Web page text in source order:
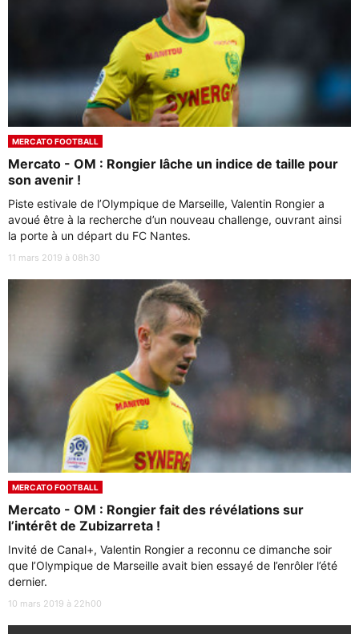
MERCATO FOOTBALL
Mercato - OM : Rongier lâche un indice de taille pour
son avenir !
Piste estivale de l’Olympique de Marseille, Valentin Rongier a
avoué être à la recherche d’un nouveau challenge, ouvrant ainsi
la porte à un départ du FC Nantes.
11 mars 2019 à 08h30
MERCATO FOOTBALL
Mercato - OM : Rongier fait des révélations sur
l’intérêt de Zubizarreta !
Invité de Canal+, Valentin Rongier a reconnu ce dimanche soir
que l’Olympique de Marseille avait bien essayé de l’enrôler l’été
dernier.
10 mars 2019 à 22h00